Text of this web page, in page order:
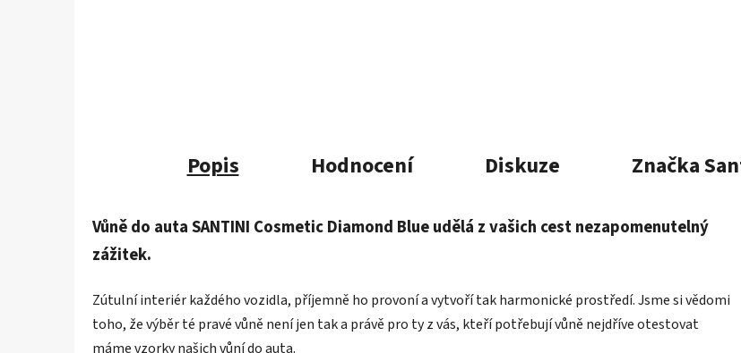
Popis Hodnocení Diskuze Značka
Vůně do auta SANTINI Cosmetic Diamond Blue udělá z vašich cest nezapomenutelný
zážitek.
Zútulní interiér každého vozidla, příjemně ho provoní a vytvoří tak harmonické prostředí. Jsme si vědomi
toho, že výběr té pravé vůně není jen tak a právě pro ty z vás, kteří potřebují vůně nejdříve otestovat
máme vzorky našich vůní do auta.